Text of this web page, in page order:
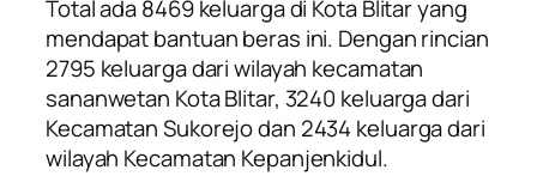
Total ada 8469 keluarga di Kota Blitar yang
mendapat bantuan beras ini. Dengan rincian
2795 keluarga dari wilayah kecamatan
sananwetan Kota Blitar, 3240 keluarga dari
Kecamatan Sukorejo dan 2434 keluarga dari
wilayah Kecamatan Kepanjenkidul.